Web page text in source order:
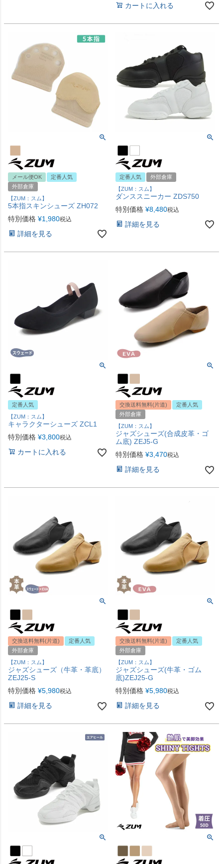
カートに入れる
メール便OK
定番人気
外部倉庫
【ZUM：スム】
5本指スキンシューズ ZH072
特別価格 ¥1,980税込
詳細を見る
定番人気
外部倉庫
【ZUM：スム】
ダンススニーカー ZDS750
特別価格 ¥8,480税込
詳細を見る
定番人気
【ZUM：スム】
キャラクターシューズ ZCL1
特別価格 ¥3,800税込
カートに入れる
交換送料無料(片道)
定番人気
外部倉庫
【ZUM：スム】
ジャズシューズ(合成皮革・ゴ
ム底) ZEJ5-G
特別価格 ¥3,470税込
詳細を見る
交換送料無料(片道)
定番人気
外部倉庫
【ZUM：スム】
ジャズシューズ（牛革・革底）
ZEJ25-S
特別価格 ¥5,980税込
詳細を見る
交換送料無料(片道)
定番人気
外部倉庫
【ZUM：スム】
ジャズシューズ(牛革・ゴム
底)ZEJ25-G
特別価格 ¥5,980税込
詳細を見る